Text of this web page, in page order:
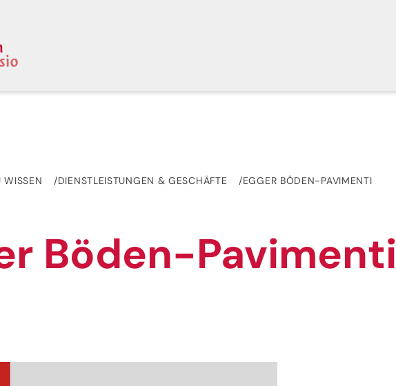
WISSEN DIENSTLEISTUNGEN & GESCHÄFTE EGGER BÖDEN-PAVIMENTI
Böden-Pavimenti